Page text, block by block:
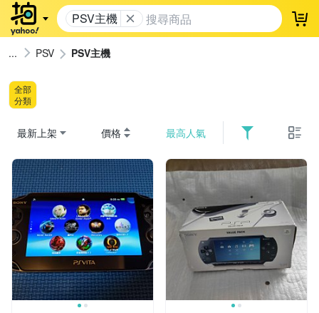
PSV主機 登
PSV PSV主機
全部
分類
最新上架 價格 最高人氣